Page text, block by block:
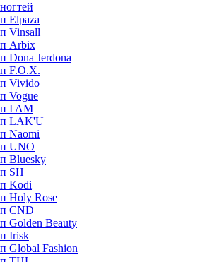
Elpaza
Vinsall
Arbix
Dona Jerdona
F.O.X.
Vivido
Vogue
I AM
LAK'U
Naomi
UNO
Bluesky
SH
Kodi
Holy Rose
CND
Golden Beauty
Irisk
Global Fashion